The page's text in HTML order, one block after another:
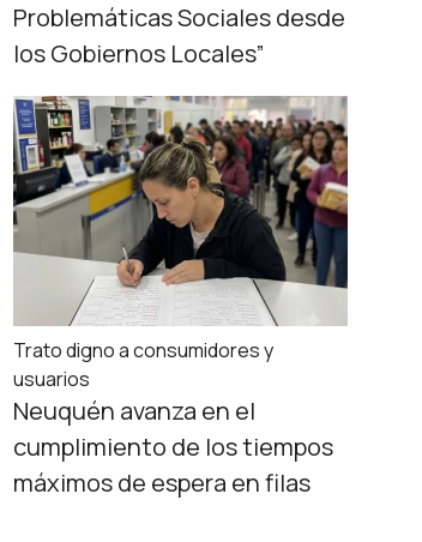
Problemáticas Sociales desde
los Gobiernos Locales”
Trato digno a consumidores y
usuarios
Neuquén avanza en el
cumplimiento de los tiempos
máximos de espera en filas